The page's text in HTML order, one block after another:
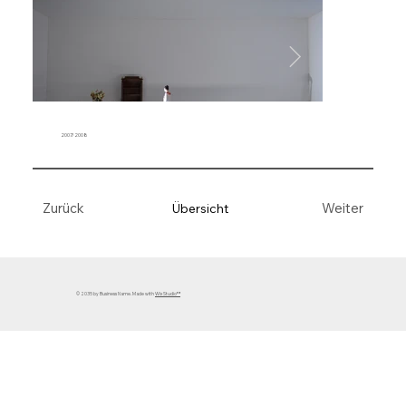
2007/2008
Weiter
Zurück Übersicht
© 2035 by Business Name. Made withWix Studio™